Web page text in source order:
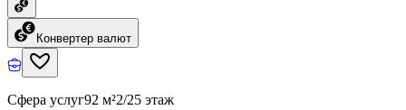
Конвертер валют
Сфера услуг92 м²2/25 этаж